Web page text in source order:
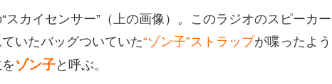
カイセンサー”（上の画像）。このラジオのスピーカー
いたバッグついていた“ゾン子”ストラップが喋ったよう
ゾン子と呼ぶ。